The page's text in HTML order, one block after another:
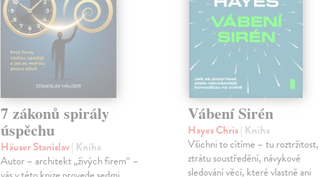
7 zákonů spirály
úspěchu
Häuser Stanislav| Kniha
Autor – architekt „živých firem“ –
Vábení Sirén
Hayes Chris| Kniha
Všichni to cítíme – tu roztržitost,
ztrátu soustředění, návykové
sledování věcí, které vlastně ani